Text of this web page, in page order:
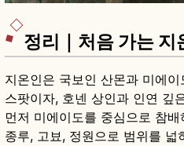
정리｜처음 가는 지
지온인은 국보인 산몬과 미에
스팟이자, 호넨 상인과 인연 깊
먼저 미에이도를 중심으로 참
종루, 고뵤, 정원으로 범위를